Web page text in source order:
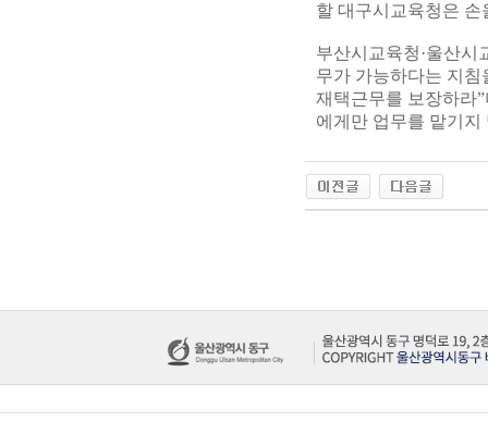
할 대구시교육청은 손
부산시교육청·울산시
무가 가능하다는 지
재택근무를 보장하라
에게만 업무를 맡기지